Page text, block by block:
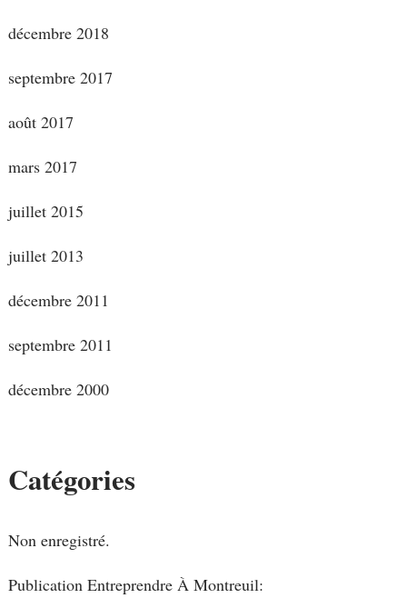
décembre 2018
septembre 2017
août 2017
mars 2017
juillet 2015
juillet 2013
décembre 2011
septembre 2011
décembre 2000
Catégories
Non enregistré.
Publication Entreprendre À Montreuil: